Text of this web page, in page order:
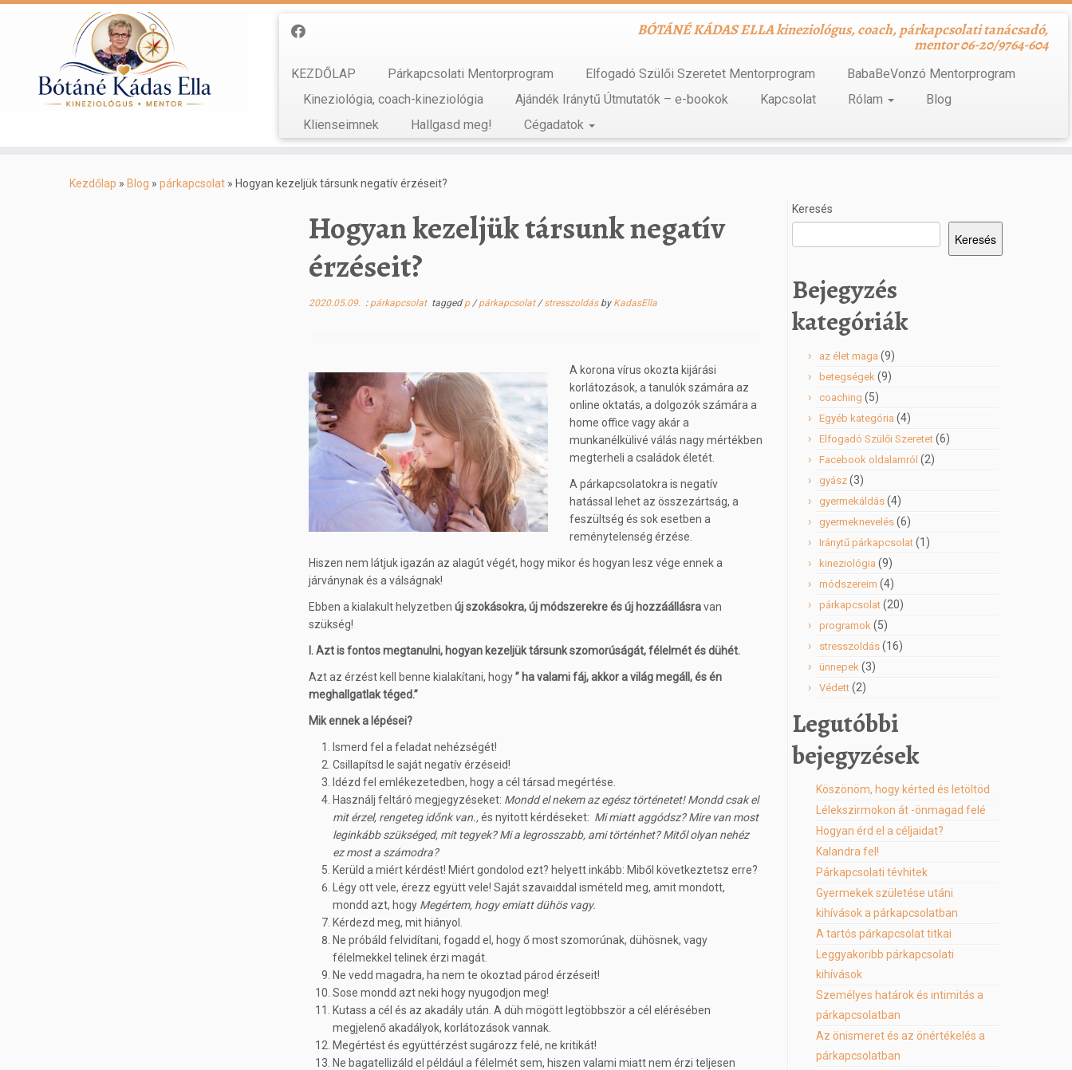
BÓTÁNÉ KÁDAS ELLA kineziológus, coach, párkapcsolati tanácsadó,
mentor 06-20/9764-604
KEZDŐLAP Párkapcsolati Mentorprogram Elfogadó Szülői Szeretet Mentorprogram
BabaBeVonzó Mentorprogram
Kineziológia, coach-kineziológia
Ajándék Iránytű Útmutatók – e-bookok Kapcsolat Rólam
Blog
Klienseimnek
Hallgasd meg! Cégadatok
Kezdőlap » Blog » párkapcsolat » Hogyan kezeljük társunk negatív érzéseit?
Hogyan kezeljük társunk negatív
érzéseit?
2020.05.09. : párkapcsolat tagged p /párkapcsolat/stresszoldás by KadasElla
A korona vírus okozta kijárási
korlátozások, a tanulók számára az
online oktatás, a dolgozók számára a
home office vagy akár a
munkanélkülivé válás nagy mértékben
megterheli a családok életét.
A párkapcsolatokra is negatív
hatással lehet az összezártság, a
feszültség és sok esetben a
reménytelenség érzése.
Hiszen nem látjuk igazán az alagút végét, hogy mikor és hogyan lesz vége ennek a
járványnak és a válságnak!
Ebben a kialakult helyzetben új szokásokra, új módszerekre és új hozzáállásravan
szükség!
I. Azt is fontos megtanulni, hogyan kezeljük társunk szomorúságát, félelmét és dühét.
Azt az érzést kell benne kialakítani, hogy” ha valami fáj, akkor a világ megáll, és én
meghallgatlak téged.”
Mik ennek a lépései?
Ismerd fel a feladat nehézségét!
Csillapítsd le saját negatív érzéseid!
Idézd fel emlékezetedben, hogy a cél társad megértése.
Használj feltáró megjegyzéseket: Mondd el nekem az egész történetet! Mondd csak el
mit érzel, rengeteg időnk van.,és nyitott kérdéseket: Mi miatt aggódsz? Mire van most
leginkább szükséged, mit tegyek? Mi a legrosszabb, ami történhet? Mitől olyan nehéz
ez most a számodra?
Kerüld a miért kérdést! Miért gondolod ezt? helyett inkább: Miből következtetsz erre?
Légy ott vele, érezz együtt vele! Saját szavaiddal ismételd meg, amit mondott,
mondd azt, hogy Megértem, hogy emiatt dühös vagy.
Kérdezd meg, mit hiányol.
Ne próbáld felvidítani, fogadd el, hogy ő most szomorúnak, dühösnek, vagy
félelmekkel telinek érzi magát.
Ne vedd magadra, ha nem te okoztad párod érzéseit!
Sose mondd azt neki hogy nyugodjon meg!
Kutass a cél és az akadály után. A düh mögött legtöbbször a cél elérésében
megjelenő akadályok, korlátozások vannak.
Megértést és együttérzést sugározz felé, ne kritikát!
Ne bagatellizáld el például a félelmét sem, hiszen valami miatt nem érzi teljesen
Keresés
Keresés
Bejegyzés
kategóriák
az élet maga (9)
betegségek (9)
coaching (5)
Egyéb kategória (4)
Elfogadó Szülői Szeretet (6)
Facebook oldalamról (2)
gyász (3)
gyermekáldás (4)
gyermeknevelés (6)
Iránytű párkapcsolat (1)
kineziológia (9)
módszereim (4)
párkapcsolat (20)
programok (5)
stresszoldás (16)
ünnepek (3)
Védett (2)
Legutóbbi
bejegyzések
Köszönöm, hogy kérted és letöltöd
Lélekszirmokon át -önmagad felé
Hogyan érd el a céljaidat?
Kalandra fel!
Párkapcsolati tévhitek
Gyermekek születése utáni
kihívások a párkapcsolatban
A tartós párkapcsolat titkai
Leggyakoribb párkapcsolati
kihívások
Személyes határok és intimitás a
párkapcsolatban
Az önismeret és az önértékelés a
párkapcsolatban